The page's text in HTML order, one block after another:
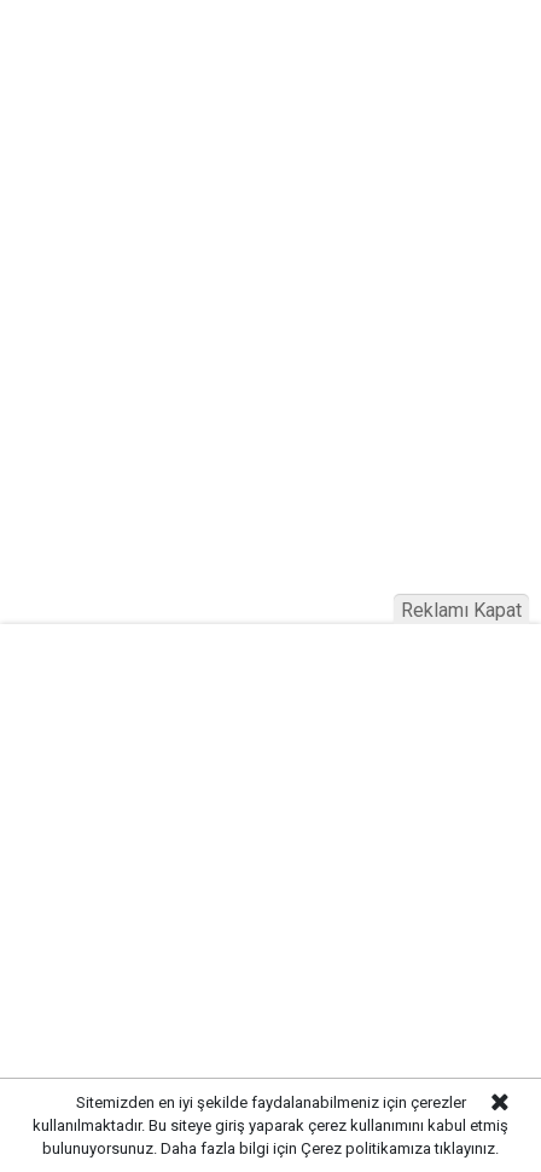
Sitemizden en iyi şekilde faydalanabilmeniz için çerezler
kullanılmaktadır. Bu siteye giriş yaparak çerez kullanımını kabul etmiş
bulunuyorsunuz. Daha fazla bilgi için Çerez politikamıza tıklayınız.
Reklamı Kapat